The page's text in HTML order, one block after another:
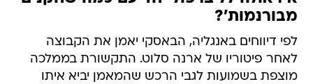
מבורנמות'?
לפי דיווחים באנגליה, הבאסקי יאמן את הקבוצה
לאחר פיטוריו של ארנה סלוט. התקשורת בממלכה
מוצפת בשמועות לגבי הרכש שהמאמן יביא איתו